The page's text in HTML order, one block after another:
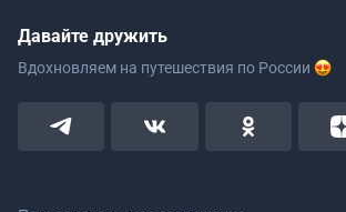
Давайте дружить
Вдохновляем на путешествия по России